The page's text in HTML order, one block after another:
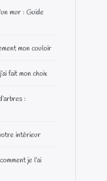
mur : Guide
mon couloir
fait mon choix
:
intérieur
je l’ai